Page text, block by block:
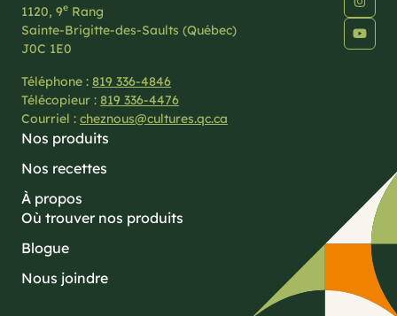
1120, 9e Rang
Sainte-Brigitte-des-Saults (Québec)
J0C 1E0
Téléphone : 819 336-4846
Télécopieur : 819 336-4476
Courriel : cheznous@cultures.qc.ca
Nos produits
Nos recettes
À propos
Où trouver nos produits
Blogue
Nous joindre